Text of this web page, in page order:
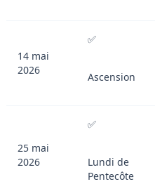
14 mai
2026
✅
Ascension
25 mai
2026
✅
Lundi de
Pentecôte